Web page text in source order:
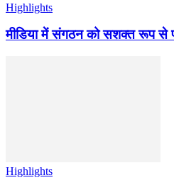
Highlights
मीडिया में संगठन को सशक्त रूप से
Highlights